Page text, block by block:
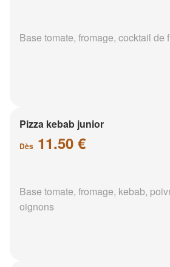
Base tomate, fromage, cocktail de
Pizza kebab junior
Dès 11.50 €
Base tomate, fromage, kebab,
oignons